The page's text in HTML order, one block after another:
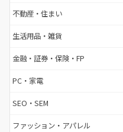
不動産・住まい
生活用品・雑貨
金融・証券・保険・FP
PC・家電
SEO・SEM
ファッション・アパレル